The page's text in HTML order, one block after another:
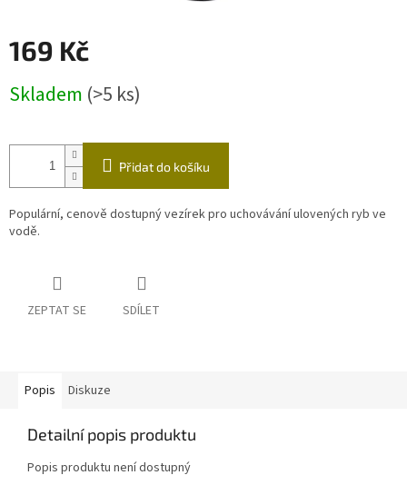
169 Kč
cena:
Skladem (>5 ks)
Přidat do košíku
Populární, cenově dostupný vezírek pro uchovávání ulovených ryb ve
vodě.
ZEPTAT SE SDÍLET
Popis Diskuze
Detailní popis produktu
Popis produktu není dostupný